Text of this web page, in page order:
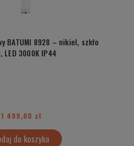
BATUMI 8928 – nikiel, szkło
LED 3000K IP44
1 499,00 zł
do koszyka